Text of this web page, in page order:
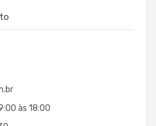
às 18:00